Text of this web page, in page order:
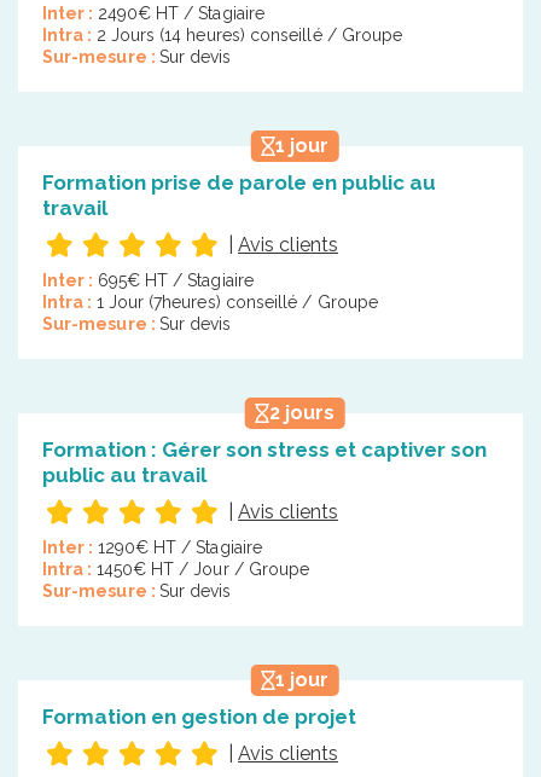
Inter : 2490€ HT / Stagiaire
Intra : 2 Jours (14 heures) conseillé / Groupe
Sur-mesure : Sur devis
1 jour
Formation prise de parole en public au
travail
Avis clients
Inter : 695€ HT / Stagiaire
Intra : 1 Jour (7heures) conseillé / Groupe
Sur-mesure : Sur devis
2 jours
Formation : Gérer son stress et captiver son
public au travail
Avis clients
Inter : 1290€ HT / Stagiaire
Intra : 1450€ HT / Jour / Groupe
Sur-mesure : Sur devis
1 jour
Formation en gestion de projet
Avis clients